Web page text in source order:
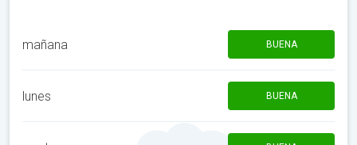
mañana BUENA
lunes BUENA